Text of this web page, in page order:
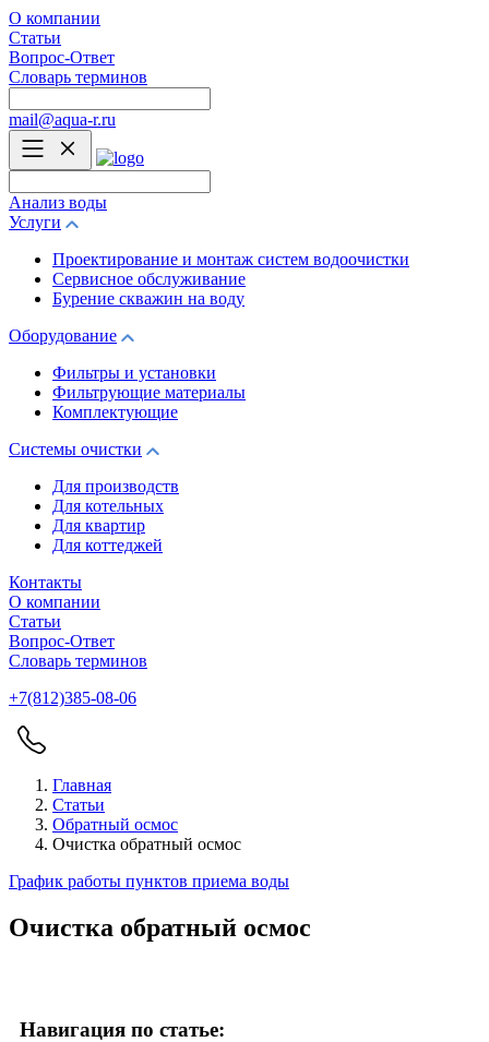
О компании
Статьи
Вопрос-Ответ
Словарь терминов
mail@aqua-r.ru
Анализ воды
Услуги
Проектирование и монтаж систем водоочистки
Сервисное обслуживание
Бурение скважин на воду
Оборудование
Фильтры и установки
Фильтрующие материалы
Комплектующие
Системы очистки
Для производств
Для котельных
Для квартир
Для коттеджей
Контакты
О компании
Статьи
Вопрос-Ответ
Словарь терминов
+7(812)385-08-06
Главная
Статьи
Обратный осмос
Очистка обратный осмос
График работы пунктов приема воды
Очистка обратный осмос
Навигация по статье: